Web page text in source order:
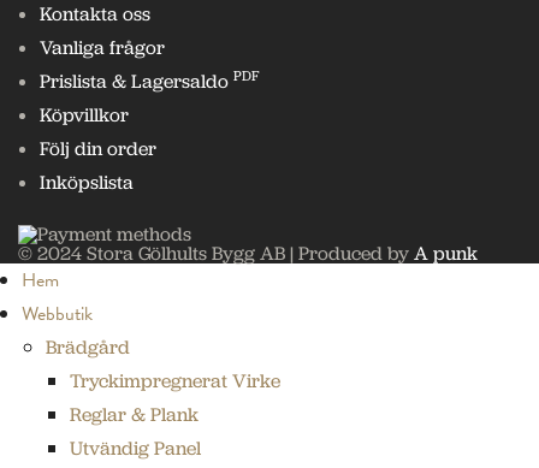
Kontakta oss
Vanliga frågor
Prislista & Lagersaldo PDF
Köpvillkor
Följ din order
Inköpslista
© 2024 Stora Gölhults Bygg AB | Produced byA punk
Hem
Webbutik
Brädgård
Tryckimpregnerat Virke
Reglar & Plank
Utvändig Panel